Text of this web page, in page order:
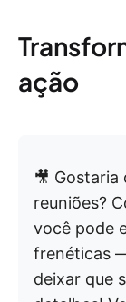
ação
🎥
reuniões?
você pode
frenéticas
deixar que